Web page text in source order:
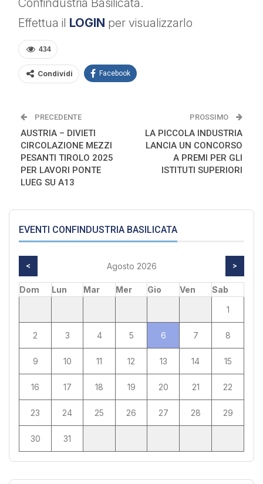
Confindustria Basilicata.
Effettua il LOGIN per visualizzarlo
434
Condividi Facebook
PRECEDENTE
AUSTRIA – DIVIETI
CIRCOLAZIONE MEZZI
PESANTI TIROLO 2025
PER LAVORI PONTE
LUEG SU A13
PROSSIMO
LA PICCOLA INDUSTRIA
LANCIA UN CONCORSO
A PREMI PER GLI
ISTITUTI SUPERIORI
EVENTI CONFINDUSTRIA BASILICATA
< Agosto 2026 >
Dom Lun Mar Mer Gio Ven
Sab
1
2 3 4 5 6 7 8
9 10 11 12 13 14 15
16 17 18 19 20 21 22
23 24 25 26 27 28 29
30 31